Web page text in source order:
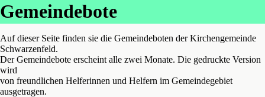
Gemeindebote
Auf dieser Seite finden sie die Gemeindeboten der Kirchengemeinde
Schwarzenfeld.
Der Gemeindebote erscheint alle zwei Monate. Die gedruckte Version
wird
von freundlichen Helferinnen und Helfern im Gemeindegebiet
ausgetragen.